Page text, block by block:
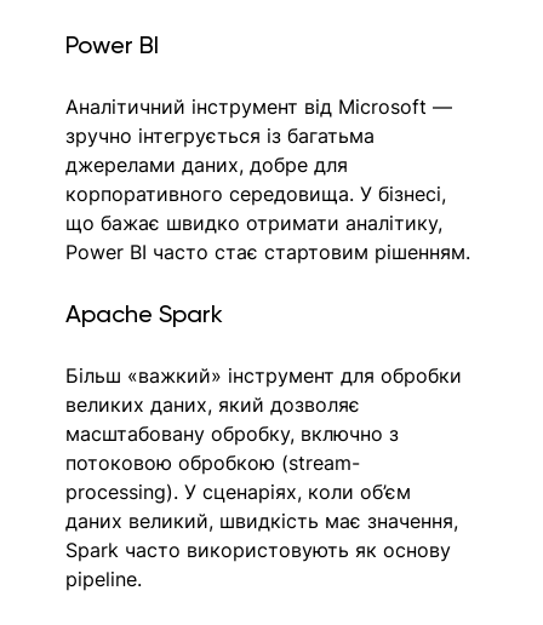
Power BI
Аналітичний інструмент від Microsoft —
зручно інтегрується із багатьма
джерелами даних, добре для
корпоративного середовища. У бізнесі,
що бажає швидко отримати аналітику,
Power BI часто стає стартовим рішенням.
Apache Spark
Більш «важкий» інструмент для обробки
великих даних, який дозволяє
масштабовану обробку, включно з
потоковою обробкою (stream-
processing). У сценаріях, коли об’єм
даних великий, швидкість має значення,
Spark часто використовують як основу
pipeline.